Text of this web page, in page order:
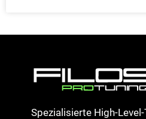
Spezialisierte High-